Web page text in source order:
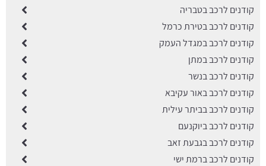
קודנים לרכב בטבריה
קודנים לרכב בטירת כרמל
קודנים לרכב במגדל העמק
קודנים לרכב במתן
קודנים לרכב בנשר
קודנים לרכב באור עקיבא
קודנים לרכב בביתר עילית
קודנים לרכב ביוקנעם
קודנים לרכב בגבעת זאב
קודנים לרכב ברמת ישי